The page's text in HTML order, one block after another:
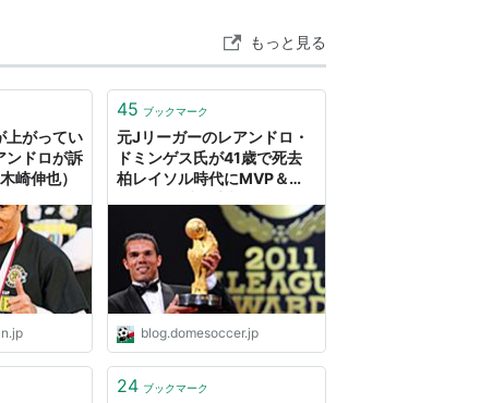
もっと見る
上がってい
ンドロが訴
崎伸也）
45 ブックマーク
元Jリーガーのレアンドロ・
ドミンゲス氏が41歳で死去
柏レイソル時代にMVP＆ベ
blog.domesoccer.jp
24 ブックマーク